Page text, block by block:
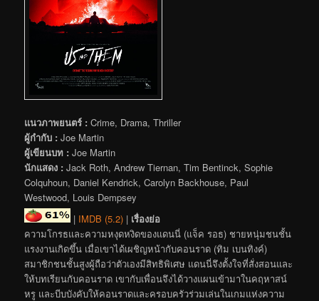
แนวภาพยนตร์ : Crime, Drama, Thriller
ผู้กำกับ : Joe Martin
ผู้เขียนบท : Joe Martin
นักแสดง : Jack Roth, Andrew Tiernan, Tim Bentinck, Sophie
Colquhoun, Daniel Kendrick, Carolyn Backhouse, Paul
Westwood, Louis Dempsey
| IMDB (5.2) | เรื่องย่อ
ความโกรธและความหงุดหงิดของแดนนี่ (แจ็ค รอธ) ชายหนุ่มชนชั้น
แรงงานเกิดขึ้น เมื่อเขาได้เผชิญหน้ากับคอนราด (ทิม เบนทิงค์)
สมาชิกชนชั้นสูงผู้ถือว่าตัวเองมีสิทธิพิเศษ แดนนี่จึงตั้งใจที่สั่งสอนและ
ให้บทเรียนกับคอนราด เขากับเพื่อนจึงได้วางแผนเข้ามาในคฤหาสน์
หรู และบีบบังคับให้คอนราดและครอบครัวร่วมเล่นในเกมแห่งความ